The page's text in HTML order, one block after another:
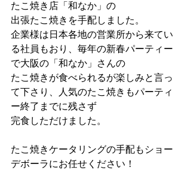
たこ焼き店「和なか」の
出張たこ焼きを手配しました。
企業様は日本各地の営業所から来てい
る社員もおり、毎年の新春パーティー
で大阪の「和なか」さんの
たこ焼きが食べられるが楽しみと言っ
て下さり、人気のたこ焼きもパーティ
ー終了までに残さず
完食しただけました。
たこ焼きケータリングの手配もショー
デボーラにお任せください！